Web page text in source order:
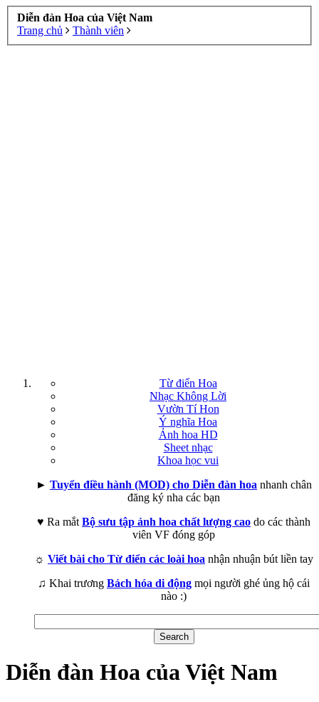
Diễn đàn Hoa của Việt Nam
Trang chủ
Thành viên
Từ điển Hoa
Nhạc Không Lời
Vườn Tí Hon
Ý nghĩa Hoa
Ảnh hoa HD
Sheet nhạc
Khoa học vui
► Tuyển điều hành (MOD) cho Diễn đàn hoa nhanh chân
đăng ký nha các bạn
♥ Ra mắt Bộ sưu tập ảnh hoa chất lượng cao do các thành
viên VF đóng góp
☼ Viết bài cho Từ điển các loài hoa nhận nhuận bút liền tay
♫ Khai trương Bách hóa di động mọi người ghé ủng hộ cái
nào :)
Diễn đàn Hoa của Việt Nam